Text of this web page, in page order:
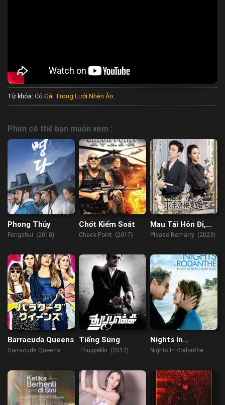
Từ khóa: Cô Gái Trong Lưới Nhện Ảo
Phim có thể bạn muốn xem :
Phong Thủy
Fengshui (2018)
Chốt Kiểm Soát
Check Point (2017)
Mau Tái Hôn Đi,
Xin Em Đó
Please Remarry (2023)
Barracuda Queens
Barracuda Queens
Tiếng Súng
Thuppakki (2012)
Nights In
Rodanthe
Nights In Rodanthe